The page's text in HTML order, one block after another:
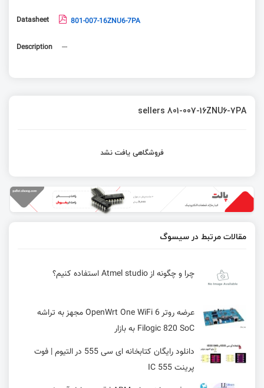
Datasheet 801-007-16ZNU6-7PA
Description ---
sellers 801-007-16ZNU6-7PA
فروشگاهی یافت نشد
مقالات مرتبط در سیسوگ
چرا و چگونه از Atmel studio استفاده کنیم؟
عرضه روتر OpenWrt One WiFi 6 مجهز به تراشه
Filogic 820 SoC به بازار
دانلود رایگان کتابخانه ای سی 555 در التیوم | فوت
پرینت IC 555